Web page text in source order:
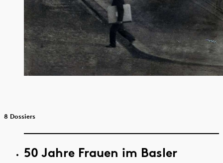
8 Dossiers
50 Jahre Frauen im Basler